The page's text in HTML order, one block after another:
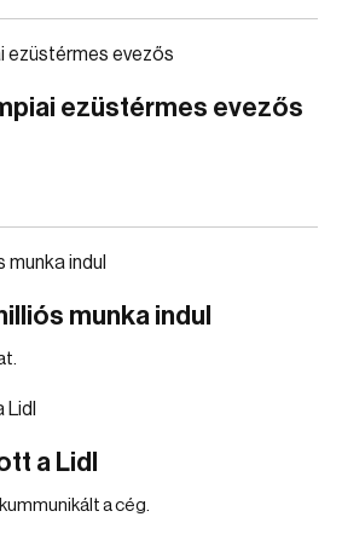
ezüstérmes evezős
munka indul
a Lidl
a cég.